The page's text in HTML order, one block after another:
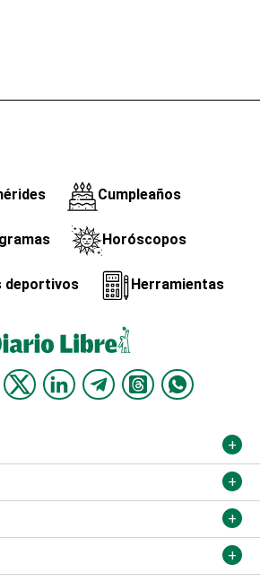
Cumpleaños
Horóscopos
deportivos Herramientas